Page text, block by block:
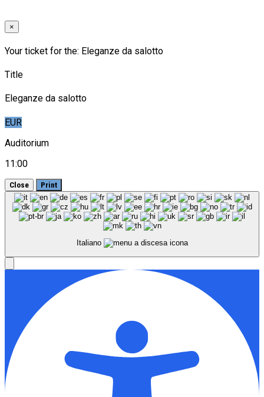
×
Your ticket for the: Eleganze da salotto
Title
Eleganze da salotto
EUR
Auditorium
11:00
Close Print
Italiano